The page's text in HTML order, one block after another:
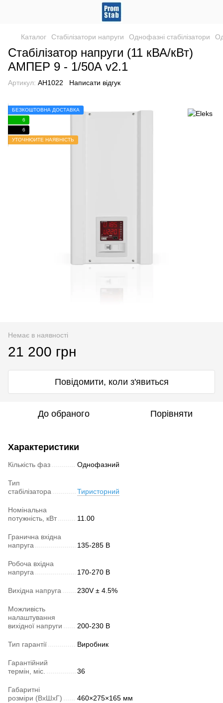
Каталог Стабілізатори напруги Однофазні стабілізатори
Стабілізатор напруги (11 кВА/кВт)
АМПЕР 9 - 1/50А v2.1
Артикул: АН1022 Написати відгук
БЕЗКОШТОВНА ДОСТАВКА
6
6
УТОЧНЮЙТЕ НАЯВНІСТЬ
Немає в наявності
21 200 грн
Повідомити, коли з'явиться
До обраного Порівняти
Характеристики
Кількість фаз Однофазний
Тип
стабілізатора
Тиристорний
Номінальна
потужність, кВт
11.00
Гранична вхідна
напруга
135-285 В
Робоча вхідна
напруга
170-270 В
Вихідна напруга 230V ± 4.5%
Можливість
налаштування
вихідної напруги
200-230 В
Тип гарантії Виробник
Гарантійний
термін, міс.
36
Габаритні
розміри (ВхШхГ)
460×275×165 мм